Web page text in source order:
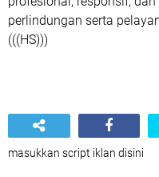
perlindungan serta
(((HS)))
masukkan script iklan disini